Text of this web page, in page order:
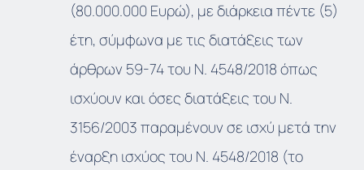
(80.000.000 Ευρώ), με διάρκεια πέντε (5)
έτη, σύμφωνα με τις διατάξεις των
άρθρων 59-74 του Ν. 4548/2018 όπως
ισχύουν και όσες διατάξεις του Ν.
3156/2003 παραμένουν σε ισχύ μετά την
έναρξη ισχύος του Ν. 4548/2018 (το